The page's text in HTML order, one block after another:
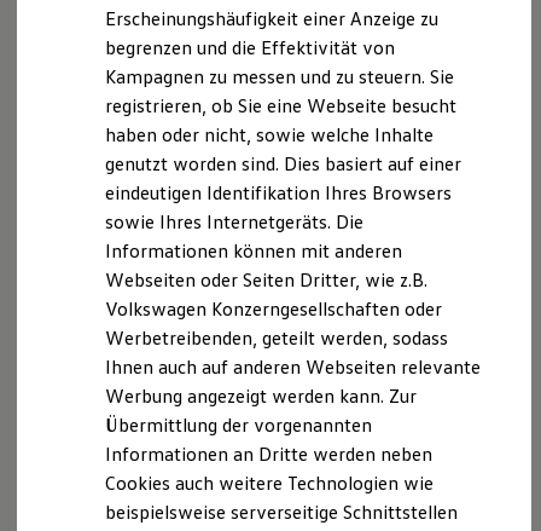
Marke und Erlebnis
Volkswagen R und R Experience
R-Modelle
R Experience
Driving Experience
Volkswagen entdecken
Werkbesichtigung
Lifestyle Shop
T-Roc Kollektion
Golf Kollektion
Volkswagen Kollektion
R-Kollektion
GTI Kollektion
Fußball Drop
we drive football
#wedriveproud
Besitzer und Service
myVolkswagen
Software Updates
Service und Ersatzteile
Inspektion und HU/AU
VolkswagenConnectShop, mit den aktuell dort einsehbaren
und verfügbaren Zahlungsmitteln, erworben werden. Die
Verfügbarkeit von Upgrades-Funktionen kann zwischen
Webshop und In-Car Shop abweichen. IhrVolkswagen
berät Sie ebenfalls gerne bei Fragen zu Upgrades und deren
Verfügbarkeit. Erworbene und aktivierte Upgrades verbleiben
für die Dauer des Aktivierungszeitraums im Fahrzeug, sind
durch alle Fahrer nutzbar und nicht auf andere Fahrzeuge
übertragbar.
Die in dieser Darstellung gezeigten Fahrzeuge und
Ausstattungen können in einzelnen Details vom aktuellen
deutschen Lieferprogramm abweichen. Abgebildet sind
teilweise Sonderausstattungen der Fahrzeuge gegen
Mehrpreis.
Bitte beachten Sie auch unseren Konfigurator für eine
Übersicht der aktuell verfügbaren Modelle und Ausstattungen.
Die angegebenen Verbrauchs- und Emissionswerte beziehen
sich nicht auf ein einzelnes Fahrzeug und sind nicht Bestandteil
des Angebots, sondern dienen allein Vergleichszwecken
Erscheinungshäufigkeit einer Anzeige zu
begrenzen und die Effektivität von
Kampagnen zu messen und zu steuern. Sie
registrieren, ob Sie eine Webseite besucht
haben oder nicht, sowie welche Inhalte
genutzt worden sind. Dies basiert auf einer
eindeutigen Identifikation Ihres Browsers
sowie Ihres Internetgeräts. Die
Informationen können mit anderen
Webseiten oder Seiten Dritter, wie z.B.
Volkswagen Konzerngesellschaften oder
Werbetreibenden, geteilt werden, sodass
Ihnen auch auf anderen Webseiten relevante
Werbung angezeigt werden kann. Zur
Übermittlung der vorgenannten
Informationen an Dritte werden neben
Cookies auch weitere Technologien wie
beispielsweise serverseitige Schnittstellen